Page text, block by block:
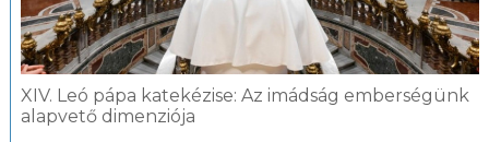
XIV. Leó pápa katekézise: Az imádság emberségünk
alapvető dimenziója